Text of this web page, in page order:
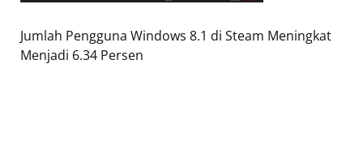
Jumlah Pengguna Windows 8.1 di Steam Meningkat
Menjadi 6.34 Persen